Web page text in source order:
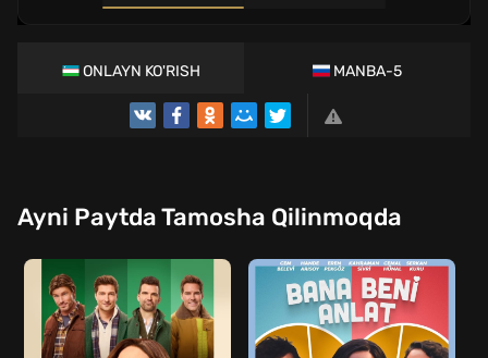
1
3
ONLAYN KO'RISH MANBA-5
Ayni Paytda Tamosha Qilinmoqda